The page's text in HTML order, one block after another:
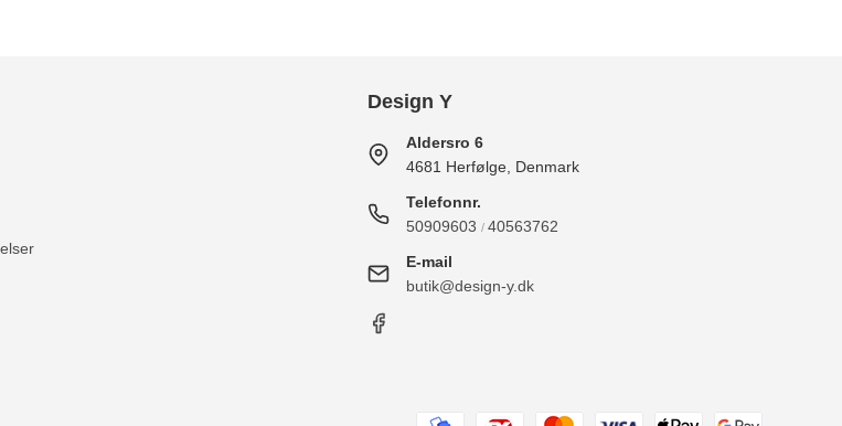
Design Y
Aldersro 6
4681 Herfølge, Denmark
Telefonnr.
50909603 / 40563762
E-mail
butik@design-y.dk